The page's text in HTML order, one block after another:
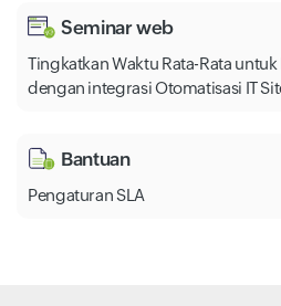
Seminar web
Tingkatkan Waktu Rata-Rata
dengan integrasi Otomatisasi IT
Bantuan
Pengaturan SLA